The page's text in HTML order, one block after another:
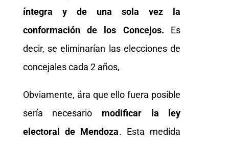
íntegra y de una sola vez la
conformación de los Concejos. Es
decir, se eliminarían las elecciones de
concejales cada 2 años,
Obviamente, ára que ello fuera posible
sería necesario modificar la ley
electoral de Mendoza. Esta medida